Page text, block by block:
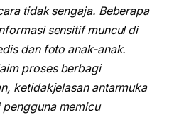
tidak sengaja. Beberapa
sensitif muncul di
dan foto anak-anak.
proses berbagi
ketidakjelasan antarmuka
memicu